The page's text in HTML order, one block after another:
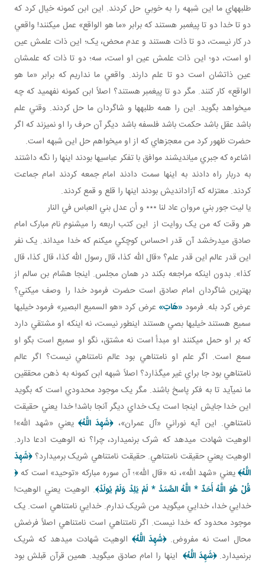
طلبه هاي ما اين شبهه را به خوبي حل کردند. اين ابن کمونه خيال کرد که
دو تا خدا دو تا پيغمبر هستند که برابر «ما هو الواقع» عمل می­کنند! واقعي
در کار نيست، دو تا ذات هستند و عدم محض، يک؛ اين ذات علمش عين
او است، دو؛ اين ذات علمش عين او است، سه؛ دو تا ذات که علمشان
عين ذاتشان است دو تا علم دارند. واقعي ما نداريم که برابر «ما هو
الواقع» کار کنند. مگر دو تا پيغمبر هستند؟ اصلاً ابن کمونه نفهميد که چه
مي خواهد بگويد. اين را همه طلبه ها و شاگردان ما حل کردند. وقتي علم
باشد عقل باشد حکمت باشد فلسفه باشد ديگر آن حرف را او نمي زند که اگر
حضرت ظهور کرد من معجزه اي که از او مي خواهم حل اين شبهه است.
اشاعره که جبري مي انديشند موافق با تفکر عباسي ها بودند اينها را نگه داشتند
به دربار راه دادند به اينها سمت دادند امام جمعه کردند امام جماعت
کردند. معتزله که آزادانديش بودند اينها را قلع و قمع کردند.
يا ليت جور بني مروان عاد لنا ٭٭٭ و أن عدل بني العباس في النار
هر وقت که من يک روايت از اين کتب اربعه را مي شنوم نام مبارک امام
صادق مي درخشد آن قدر احساس کوچکي مي کنم که خدا مي داند. يک نفر
اين قدر عالم اين قدر علم؟ «قال الله کذا، قال رسول الله کذا، قال کذا، قال
کذا». بدون اينکه مراجعه بکند در همان مجلس. اينجا هشام بن سالم از
بهترين شاگردان امام صادق است حضرت فرمود خدا را وصف مي کني؟
عرض کرد بله. فرمود «هَاتِ» عرض کرد «هو السميع البصير» فرمود خيلي ها
سميع هستند خيلي ها بصي هستند اين طور نيست، نه اينکه او مشتقي دارد
که بر او حمل می­کنند او مبدأ است نه مشتق، نگو او سميع است بگو او
سمع است. اگر علم او نامتناهي بود عالم نامتناهي نيست؟ اگر عالم
نامتناهي بود جا براي غير مي گذارد؟ اصلاً شبهه ابن کمونه به ذهن محققين
ما نمي آيد تا به فکر پاسخ باشند. مگر يک موجود محدودي است که بگويد
اين خدا جايش اينجا است يک خداي ديگر آنجا باشد! خدا يعني حقيقت
نامتناهي. اين آيه نوراني «آل عمران»،﴿شَهِدَ اللَّهُ﴾ يعني «شهد الله»!
الوهيت شهادت مي دهد که شرک برنمي دارد، چرا؟ نه الوهيت ادعا دارد.
الوهيت يعني حقيقت نامتناهي. حقيقت نامتناهي شريک برمي دارد؟﴿شَهِدَ
اللَّهُ﴾يعني «شهد الله»، نه «قال الله»؛ آن سوره مبارکه «توحيد» است که﴿
قُلْ هُوَ اللَّهُ أَحَدٌ * اللَّهُ الصَّمَدُ * لَمْ يَلِدْ وَلَمْ يُولَدْ﴾. الوهيت يعني الوهيت!
خدايي خدا، خدايي مي گويد من شريک ندارم. خدايي نامتناهي است. يک
موجود محدود که خدا نيست. اگر نامتناهي است نامتناهي اصلاً فرضش
محال است نه مفروض.﴿شَهِدَ اللَّهُ﴾ الوهيت شهادت مي دهد که شريک
برنمي دارد.﴿شَهِدَ اللَّهُ﴾ اينها را امام صادق مي گويد. همين قرآن قبلش بود